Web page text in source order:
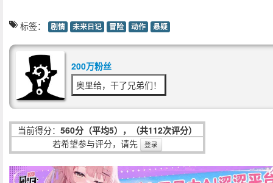
标签： 剧情 未来日记 冒险 动作 悬疑
200万粉丝
奥里给，干了兄弟们！
当前得分： 560分（平均5），（共112次评分）
若希望参与评分，请先
登录